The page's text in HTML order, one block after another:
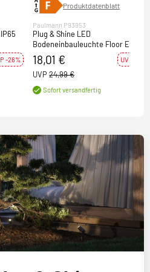
-26%
Produktdatenblatt
Paulmann P93953
Plug & Shine LED
Bodeneinbauleuchte Floor Eco
IP67 3000K 2W Einzelspot
18,01 € UVP -28%
UVP 24,99 €
Sofort versandfertig